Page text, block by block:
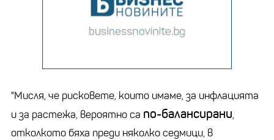
"Мисля, че рисковете, които имаме, за инфлацията
и за растежа, вероятно са по-балансирани,
отколкото бяха преди няколко седмици, в